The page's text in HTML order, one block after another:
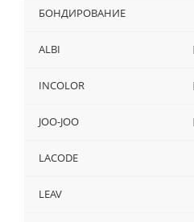
БОНДИРОВАНИЕ
ALBI
INCOLOR
JOO-JOO
LACODE
LEAV